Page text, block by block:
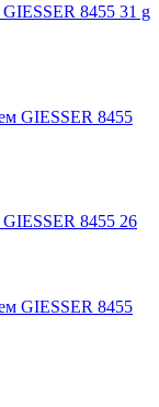
8455 31 g
8455 26